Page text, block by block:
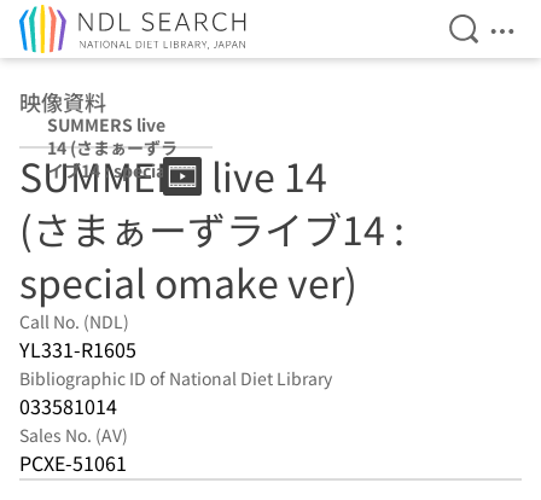
Open
映像資料
SUMMERS live
14 (さまぁーずラ
イブ14 : special
omake ver)
SUMMERS live 14
(さまぁーずライブ14 :
special omake ver)
Call No. (NDL)
YL331-R1605
Bibliographic ID of National Diet Library
033581014
Sales No. (AV)
PCXE-51061